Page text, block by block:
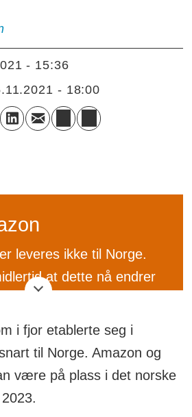
- 15:36
- 18:00
leveres ikke til Norge.
at dette nå endrer
Jeff Bezos i 1994,
største
etter kinesiske Alibaba.
i fjor etablerte seg i
til Norge. Amazon og
være på plass i det norske